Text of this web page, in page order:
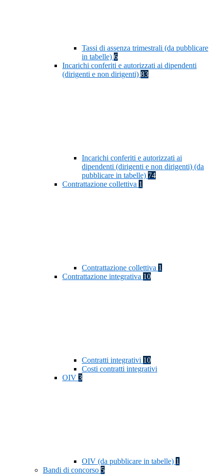
Tassi di assenza trimestrali (da pubblicare
in tabelle) 6
Incarichi conferiti e autorizzati ai dipendenti
(dirigenti e non dirigenti) 83
Incarichi conferiti e autorizzati ai
dipendenti (dirigenti e non dirigenti) (da
pubblicare in tabelle) 74
Contrattazione collettiva 1
Contrattazione collettiva 1
Contrattazione integrativa 10
Contratti integrativi 10
Costi contratti integrativi
OIV 3
OIV (da pubblicare in tabelle) 1
Bandi di concorso 5